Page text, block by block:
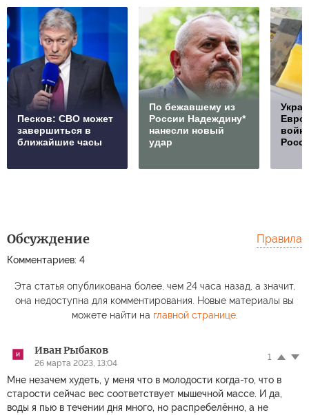
Песков: СВО может
завершиться в
ближайшие часы
По бежавшему из
России Надеждину*
нанесли новый
удар
Обсуждение
Комментариев: 4
Правила
Эта статья опубликована более, чем 24 часа назад, а значит,
она недоступна для комментирования. Новые материалы вы
можете найти на главной странице.
Иван Рыбаков
26 марта 2023, 13:04
1
Мне незачем худеть, у меня что в молодости когда-то, что в
старости сейчас вес соответствует мышечной массе. И да,
воды я пью в течении дня много, но распребелённо, а не